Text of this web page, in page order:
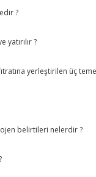
?
yatırılır ?
yerleştirilen üç
belirtileri nelerdir ?